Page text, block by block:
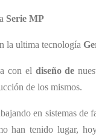
Serie MP
la ultima tecnología
con el diseño de
de los mismos.
en sistemas
han tenido lugar,